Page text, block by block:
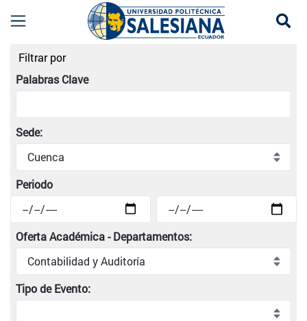
Listado de eventos universitarios |
Filtrar por
Palabras Clave
Sede:
Periodo
Oferta Académica - Departamentos:
Tipo de Evento: